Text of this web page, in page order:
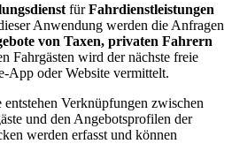
fürFahrdienstleistungen
Anwendung werden die Anfragen
von Taxen, privaten Fahrern
Fahrgästen wird der nächste freie
App oder Website vermittelt.
Verknüpfungen zwischen
und den Angebotsprofilen der
werden erfasst und können